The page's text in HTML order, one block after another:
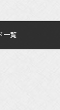
一覧